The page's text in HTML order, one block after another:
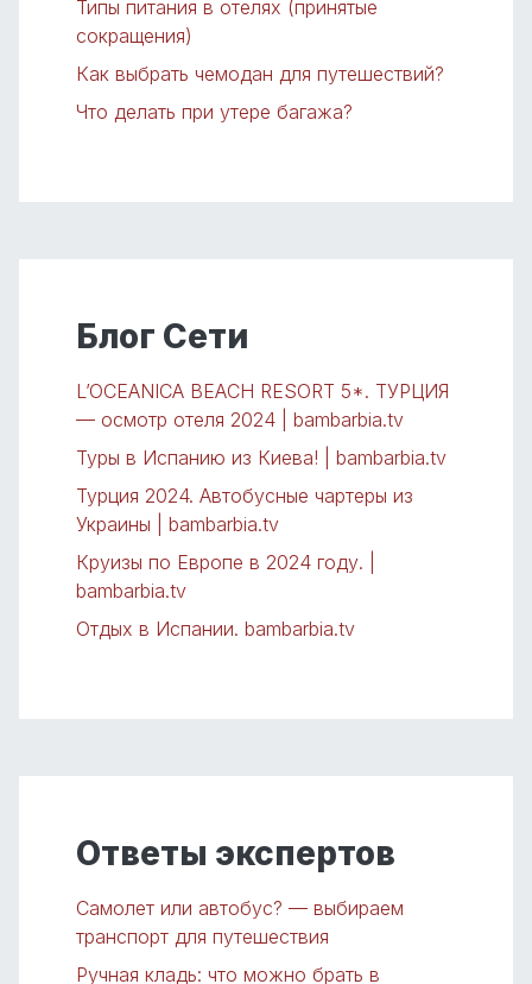
Типы питания в отелях (принятые
сокращения)
Как выбрать чемодан для путешествий?
Что делать при утере багажа?
Блог Сети
L’OCEANICA BEACH RESORT 5*. ТУРЦИЯ
— осмотр отеля 2024 | bambarbia.tv
Туры в Испанию из Киева! | bambarbia.tv
Турция 2024. Автобусные чартеры из
Украины | bambarbia.tv
Круизы по Европе в 2024 году. |
bambarbia.tv
Отдых в Испании. bambarbia.tv
Ответы экспертов
Самолет или автобус? — выбираем
транспорт для путешествия
Ручная кладь: что можно брать в